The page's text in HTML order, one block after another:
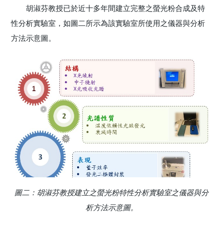
胡淑芬教授已於近十多年間建立完整之螢光粉合成及特
性分析實驗室，如圖二所示為該實驗室所使用之儀器與分析
方法示意圖。
圖二：胡淑芬教授建立之螢光粉特性分析實驗室之儀器與分
析方法示意圖。